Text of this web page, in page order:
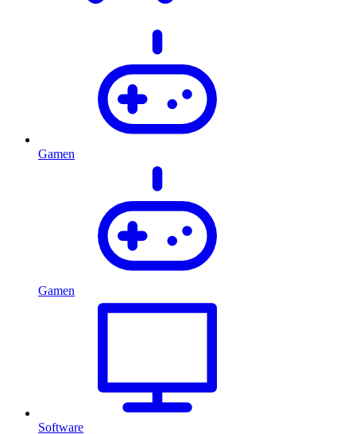
Gamen
Gamen
Software